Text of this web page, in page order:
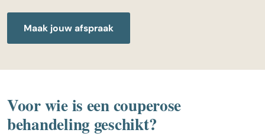
Maak jouw afspraak
Voor wie is een couperose
behandeling geschikt?